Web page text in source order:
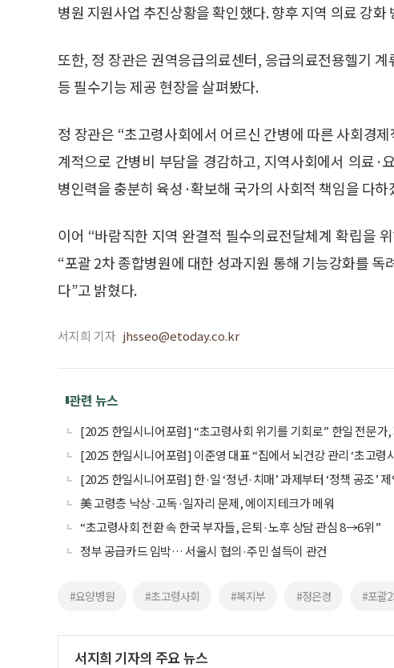
병원 지원사업 추진상황을 확인했다. 향후 지역 의료 강
또한, 정 장관은 권역응급의료센터, 응급의료전용헬기
등 필수기능 제공 현장을 살펴봤다.
정 장관은 “초고령사회에서 어르신 간병에 따른 사회경
계적으로 간병비 부담을 경감하고, 지역사회에서 의료·
병인력을 충분히 육성·확보해 국가의 사회적 책임을 다
이어 “바람직한 지역 완결적 필수의료전달체계 확립을
“포괄 2차 종합병원에 대한 성과지원 통해 기능강화를
다”고 밝혔다.
서지희 기자 jhsseo@etoday.co.kr
관련 뉴스
[2025 한일시니어포럼] “초고령사회 위기를 기회로” 한일 전문가
[2025 한일시니어포럼] 이준영 대표 “집에서 뇌건강 관리 ‘초고령
[2025 한일시니어포럼] 한·일 ‘정년·치매’ 과제부터 ‘정책 공조’
美 고령층 낙상·고독·일자리 문제, 에이지테크가 메워
“초고령사회 전환 속 한국 부자들, 은퇴·노후 상담 관심 8→6위”
정부 공급카드 임박… 서울시 협의·주민 설득이 관건
#요양병원 #초고령사회 #복지부 #정은경 #포괄
서지희 기자의 주요 뉴스